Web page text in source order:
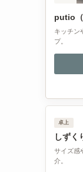
putio（
キッチン
プ。
卓上
しず
サイズ感
介。